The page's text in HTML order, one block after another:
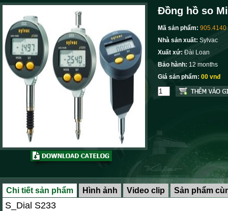
Đồng hồ so
Mã sản phẩm: 905.4140
Nhà sản xuất: Sylvac
Xuất xứ: Đài Loan
Bảo hành: 12 months
Giá sản phẩm: 00 vnđ
Chi tiết sản phẩm Hình ảnh Video clip Sản phẩm
S_Dial S233